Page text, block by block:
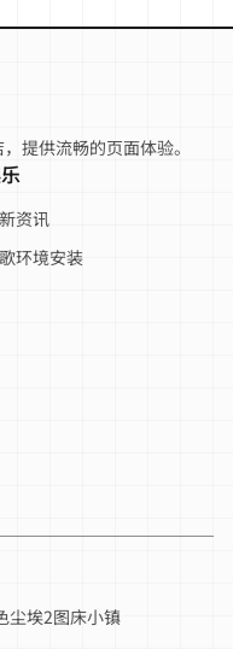
提供流畅的页面体验。
资讯
环境安装
尘埃2图床小镇